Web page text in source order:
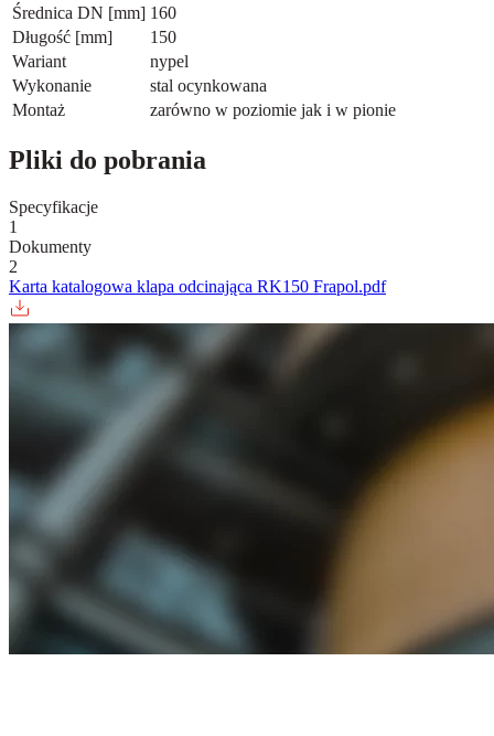
Średnica DN [mm] 160
Długość [mm]
150
Wariant
nypel
Wykonanie
stal ocynkowana
Montaż
zarówno w poziomie jak i w pionie
Pliki do pobrania
Specyfikacje
1
Dokumenty
2
Karta katalogowa klapa odcinająca RK150 Frapol.pdf